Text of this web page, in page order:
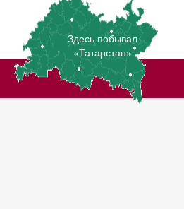
Здесь побывал
«Татарстан»